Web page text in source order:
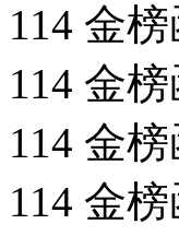
114 金
114 金
114 金
114 金